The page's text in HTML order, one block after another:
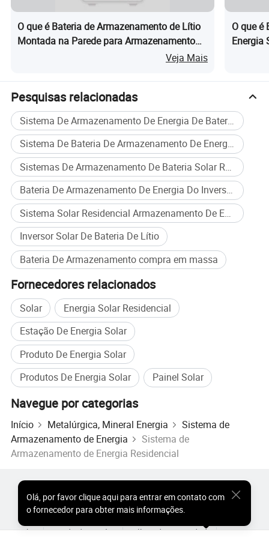
Comunicação
RS232, RS485, CAN
Certificação
MSDS, UN38.3.CE
O que é Bateria de Armazenamento de Lítio
Montada na Parede para Armazenamento
de Energia em Casa 51.2V 5kwh Sistema de
Veja Mais
O que é
Energia
Pesquisas relacionadas
Sistema De Armazenamento De Energia De Bateria De Lítio Solar
Sistema De Bateria De Armazenamento De Energia Residencial
Sistemas De Armazenamento De Bateria Solar Residencial
Bateria De Armazenamento De Energia Do Inversor Solar
Sistema Solar Residencial Armazenamento De Energia Em Bateria
Inversor Solar De Bateria De Lítio
Bateria De Armazenamento compra em massa
Fornecedores relacionados
Solar
Energia Solar Residencial
Estação De Energia Solar
Produto De Energia Solar
Produtos De Energia Solar
Painel Solar
Navegue por categorias
Início Metalúrgica, Mineral Energia
Sistema de
Armazenamento de Energia
Sistema de
Armazenamento de Energia Residencial
Olá, por favor clique aqui para entrar em contato com
o fornecedor para obter mais informações.
Produtos Quentes por Atacado
Comprador de Estrela
Percepções
Sobre
Acordo do Usuário Política de Privacidade Contato